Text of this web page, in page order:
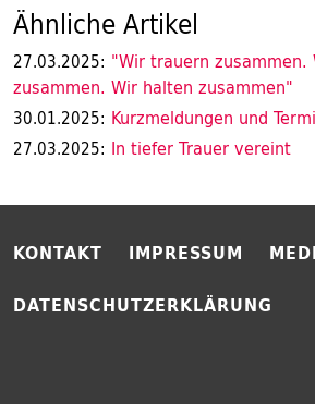
Ähnliche Artikel
27.03.2025: "Wir trauern zusammen.
zusammen. Wir halten zusammen"
30.01.2025: Kurzmeldungen und
27.03.2025: In tiefer Trauer vereint
KONTAKT IMPRESSUM
DATENSCHUTZERKLÄRUNG